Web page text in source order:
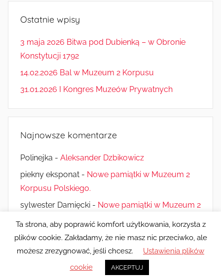
Ostatnie wpisy
3 maja 2026 Bitwa pod Dubienką – w Obronie
Konstytucji 1792
14.02.2026 Bal w Muzeum 2 Korpusu
31.01.2026 I Kongres Muzeów Prywatnych
Najnowsze komentarze
Polinejka - Aleksander Dzbikowicz
piekny eksponat - Nowe pamiątki w Muzeum 2
Korpusu Polskiego.
sylwester Damięcki - Nowe pamiątki w Muzeum 2
Korpusu Polskiego.
Motyw WordPress: Donovan autorstwa ThemeZee.
Ta strona, aby poprawić komfort użytkowania, korzysta z
plików cookie. Zakładamy, że nie masz nic przeciwko, ale
możesz zrezygnować, jeśli chcesz.
Ustawienia plików
cookie
AKCEPTUJ